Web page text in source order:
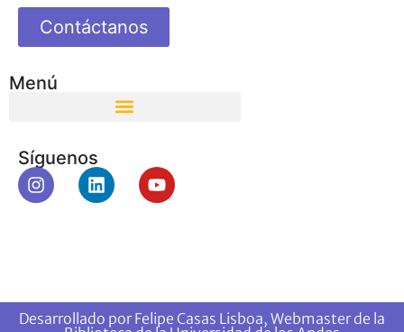
Contáctanos
Menú
Síguenos
Desarrollado por Felipe Casas Lisboa, Webmaster de la